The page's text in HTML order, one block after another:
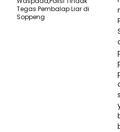
Tegas Pembalap Liar di
Soppeng